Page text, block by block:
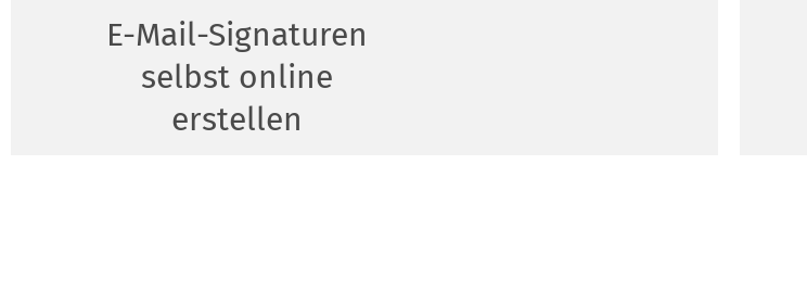
E-Mail-Signaturen
selbst online
erstellen